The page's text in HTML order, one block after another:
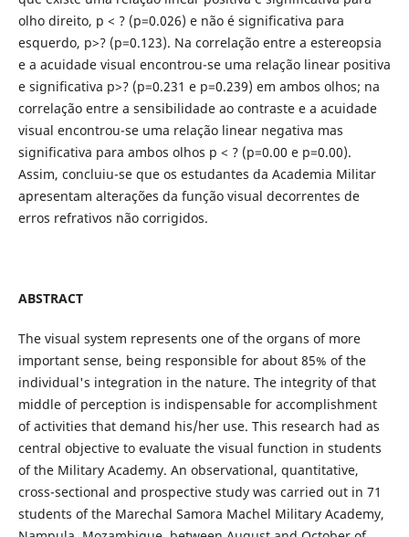
olho direito, p < ? (p=0.026) e não é significativa para
esquerdo, p>? (p=0.123). Na correlação entre a estereopsia
e a acuidade visual encontrou-se uma relação linear positiva
e significativa p>? (p=0.231 e p=0.239) em ambos olhos; na
correlação entre a sensibilidade ao contraste e a acuidade
visual encontrou-se uma relação linear negativa mas
significativa para ambos olhos p < ? (p=0.00 e p=0.00).
Assim, concluiu-se que os estudantes da Academia Militar
apresentam alterações da função visual decorrentes de
erros refrativos não corrigidos.
ABSTRACT
The visual system represents one of the organs of more
important sense, being responsible for about 85% of the
individual's integration in the nature. The integrity of that
middle of perception is indispensable for accomplishment
of activities that demand his/her use. This research had as
central objective to evaluate the visual function in students
of the Military Academy. An observational, quantitative,
cross-sectional and prospective study was carried out in 71
students of the Marechal Samora Machel Military Academy,